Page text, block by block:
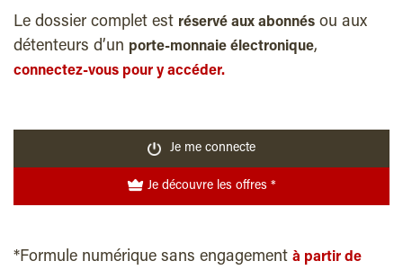
Le dossier complet est réservé aux abonnés ou aux
détenteurs d’un porte-monnaie électronique,
connectez-vous pour y accéder.
Je me connecte
Je découvre les offres *
*Formule numérique sans engagement à partir de